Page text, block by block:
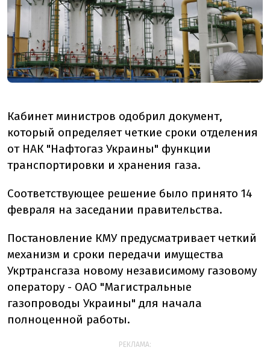
Кабинет министров одобрил документ,
который определяет четкие сроки отделения
от НАК "Нафтогаз Украины" функции
транспортировки и хранения газа.
Соответствующее решение было принято 14
февраля на заседании правительства.
Постановление КМУ предусматривает четкий
механизм и сроки передачи имущества
Укртрансгаза новому независимому газовому
оператору - ОАО "Магистральные
газопроводы Украины" для начала
полноценной работы.
РЕКЛАМА: